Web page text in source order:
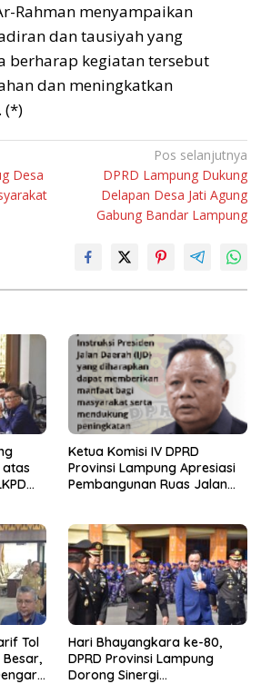
Rahman menyampaikan
dan tausiyah yang
berharap kegiatan tersebut
dan meningkatkan
(*)
Desa
Pos selanjutnya
DPRD Lampung Dukung
Delapan Desa Jati Agung
Gabung Bandar Lampung
atas
Ketua Komisi IV DPRD
Provinsi Lampung Apresiasi
Pembangunan Ruas Jalan
Tol
Hari Bhayangkara ke-80,
DPRD Provinsi Lampung
Dorong Sinergi